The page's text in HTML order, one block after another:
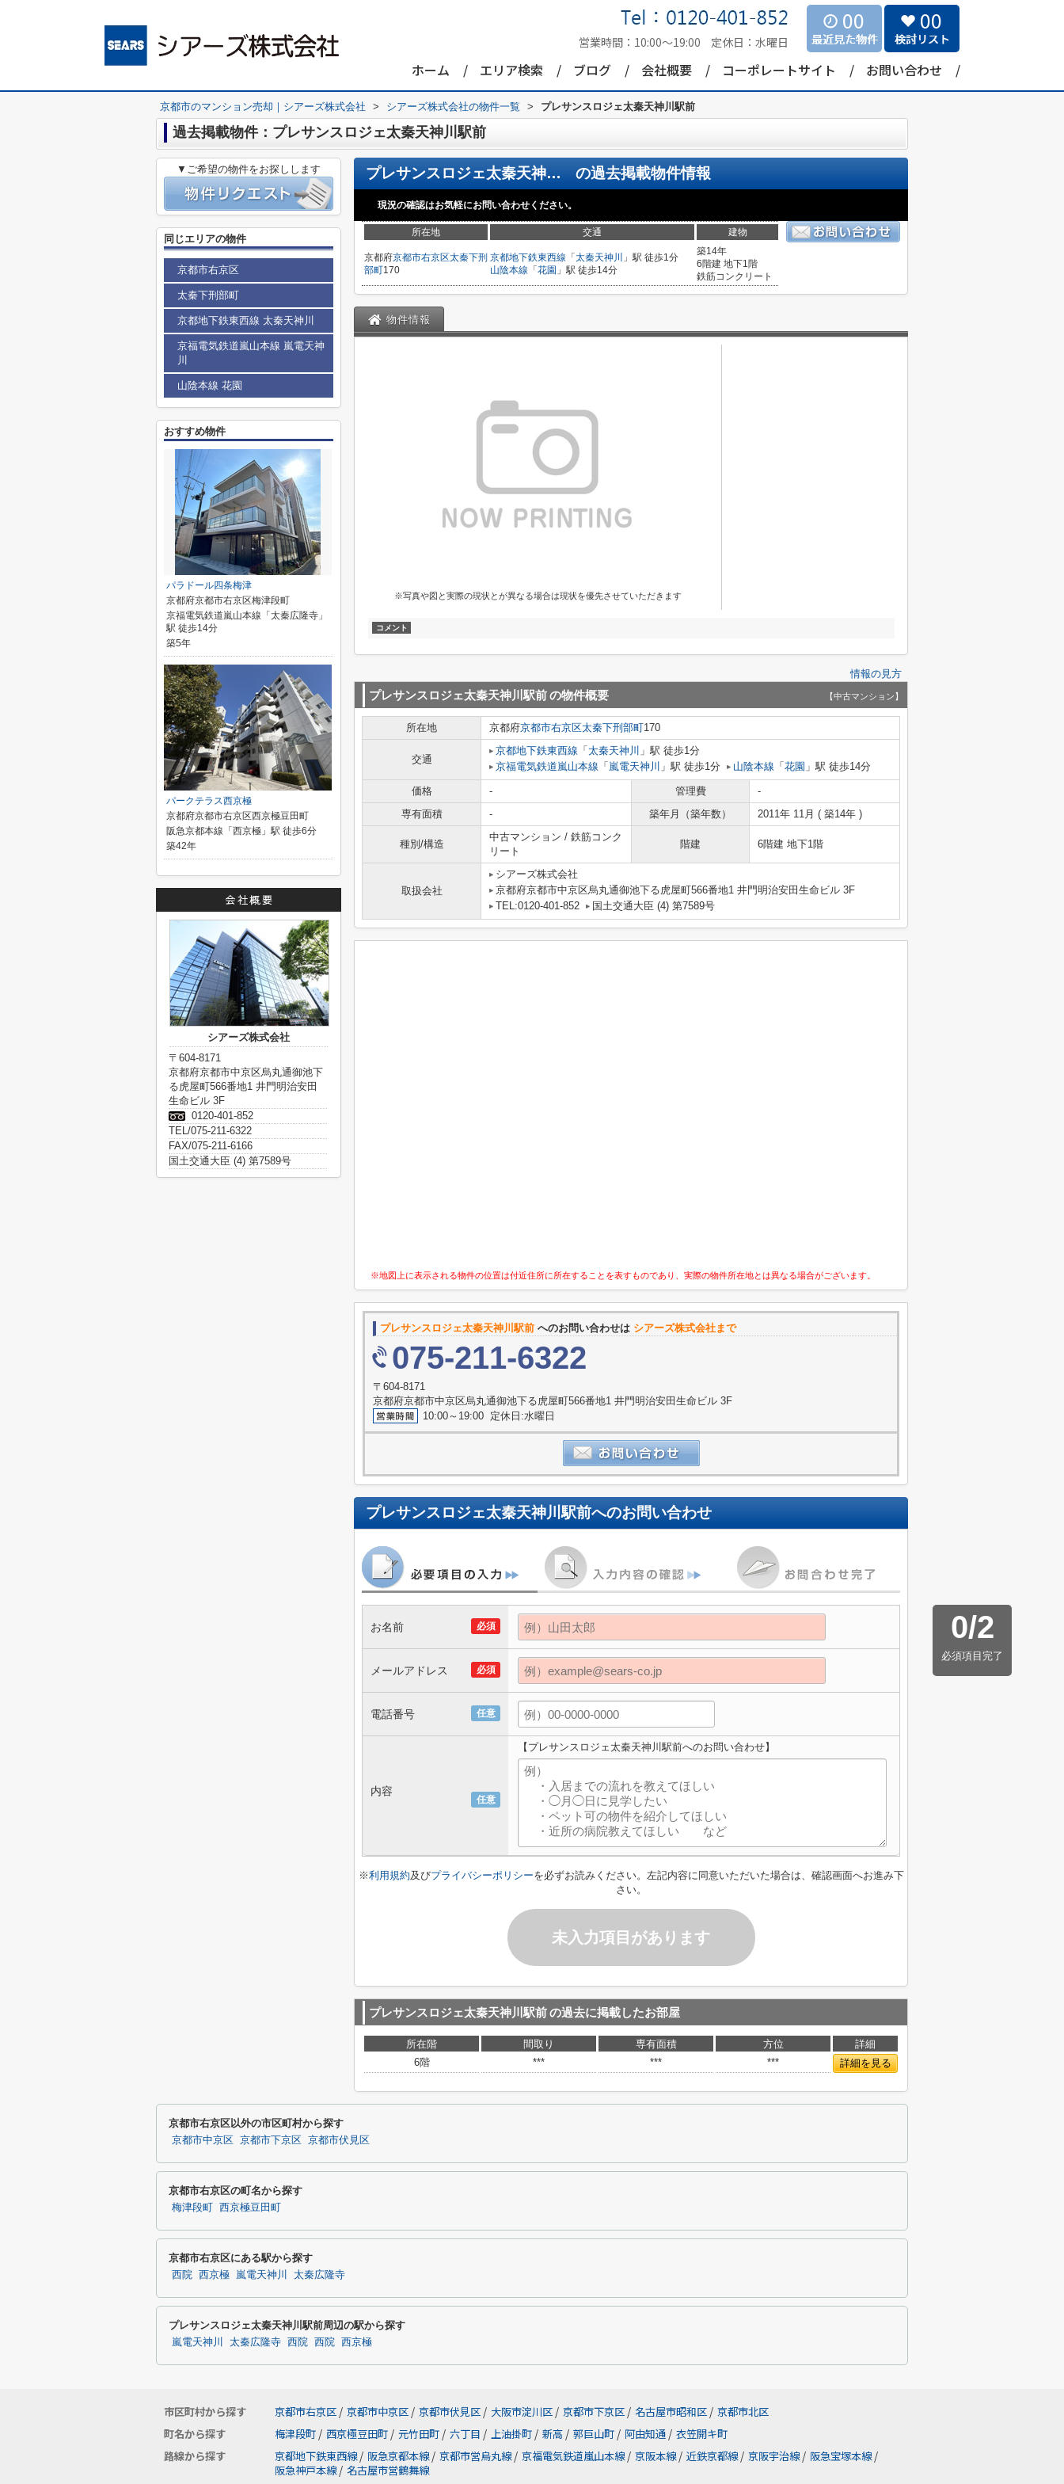
営業時間： 10:00～19:00 定休日： 水曜日
00 00
ホーム エリア検索 ブログ 会社概要 コーポレートサイト お問い合わせ
京都市のマンション売却｜シアーズ株式会社 > シアーズ株式会社の物件一覧 > プレサンスロジェ太秦天神川駅前
過去掲載物件：プレサンスロジェ太秦天神川駅前
プレサンスロジェ太秦天神川駅前 の過去掲載物件情報
現況の確認はお気軽にお問い合わせください。
所在地 交通 建物
京都府京都市右京区太秦下刑
部町170
京都地下鉄東西線 「 太秦天神川
」駅 徒歩1分
山陰本線 「 花園 」駅 徒歩14分
築14年
6階建 地下1階
鉄筋コンクリート
物件情報
※写真や図と実際の現状とが異なる場合は現状を優先させていただきます
コメント
情報の見方
プレサンスロジェ太秦天神川駅前の物件概要 【中古マンション】
所在地 京都府京都市右京区太秦下刑部町170
交通
京都地下鉄東西線 「 太秦天神川 」駅 徒歩1分
京福電気鉄道嵐山本線 「 嵐電天神川 」駅 徒歩1分 山陰本線 「 花園 」駅 徒歩14分
価格 - 管理費
-
専有面積
- 築年月（築年数） 2011年 11月 ( 築14年 )
種別/構造
中古マンション / 鉄筋コンク
リート
階建 6階建 地下1階
取扱会社
シアーズ株式会社
京都府京都市中京区烏丸通御池下る虎屋町566番地1 井門明治安田生命ビル 3F
TEL:0120-401-852
国土交通大臣 (4) 第7589号
※地図上に表示される物件の位置は付近住所に所在することを表すものであり、実際の物件所在地とは異なる場合がございます。
プレサンスロジェ太秦天神川駅前 へのお問い合わせは シアーズ株式会社まで
075-211-6322
〒604-8171
京都府京都市中京区烏丸通御池下る虎屋町566番地1 井門明治安田生命ビル 3F
10:00～19:00 定休日:水曜日
プレサンスロジェ太秦天神川駅前へのお問い合わせ
0/2
必須項目完了
必須
お名前
必須
メールアドレス
任意
電話番号
任意
内容
【プレサンスロジェ太秦天神川駅前へのお問い合わせ】
※利用規約及びプライバシーポリシーを必ずお読みください。左記内容に同意いただいた場合は、確認画面へお進み下
さい。
未入力項目があります
プレサンスロジェ太秦天神川駅前の過去に掲載したお部屋
所在階 間取り 専有面積 方位
詳細
6階
*** *** *** 詳細を見る
▼ご希望の物件をお探しします
同じエリアの物件
京都市右京区
太秦下刑部町
京都地下鉄東西線 太秦天神川
京福電気鉄道嵐山本線 嵐電天神
川
山陰本線 花園
おすすめ物件
パラドール四条梅津
京都府京都市右京区梅津段町
京福電気鉄道嵐山本線「太秦広隆寺」
駅 徒歩14分
築5年
パークテラス西京極
京都府京都市右京区西京極豆田町
阪急京都本線「西京極」駅 徒歩6分
築42年
シアーズ株式会社
〒604-8171
京都府京都市中京区烏丸通御池下
る虎屋町566番地1 井門明治安田
生命ビル 3F
0120-401-852
TEL/075-211-6322
FAX/075-211-6166
国土交通大臣 (4) 第7589号
京都市右京区以外の市区町村から探す
京都市中京区 京都市下京区 京都市伏見区
京都市右京区の町名から探す
梅津段町 西京極豆田町
京都市右京区にある駅から探す
西院 西京極 嵐電天神川 太秦広隆寺
プレサンスロジェ太秦天神川駅前周辺の駅から探す
嵐電天神川 太秦広隆寺 西院 西院 西京極
市区町村から探す 京都市右京区 / 京都市中京区 / 京都市伏見区 / 大阪市淀川区 / 京都市下京区 / 名古屋市昭和区 / 京都市北区
町名から探す
梅津段町 / 西京極豆田町 / 元竹田町 / 六丁目 / 上油掛町 / 新高 / 郭巨山町 / 阿由知通 / 衣笠開キ町
路線から探す
京都地下鉄東西線/ 阪急京都本線/ 京都市営烏丸線/ 京福電気鉄道嵐山本線/ 京阪本線/ 近鉄京都線/ 京阪宇治線/ 阪急宝塚本線/
阪急神戸本線/ 名古屋市営鶴舞線